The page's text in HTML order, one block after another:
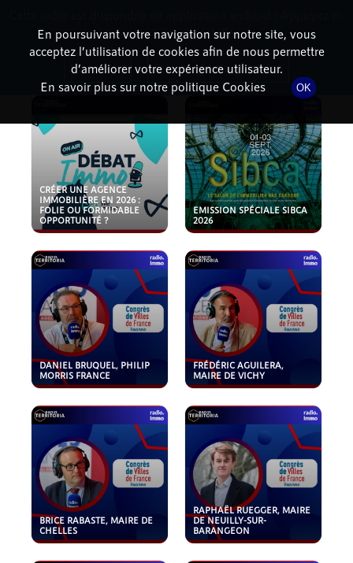
PODCASTS
CRÉER UNE AGENCE
IMMOBILIÈRE EN 2026 :
FOLIE OU FORMIDABLE
OPPORTUNITÉ ?
EMISSION SPÉCIALE SIBCA
2026
DANIEL BRUQUEL, PHILIP
MORRIS FRANCE
FRÉDÉRIC AGUILERA,
MAIRE DE VICHY
BRICE RABASTE, MAIRE DE
CHELLES
RAPHAËL RUEGGER, MAIRE
DE NEUILLY-SUR-
BARANGEON
En poursuivant votre navigation sur notre site, vous
acceptez l’utilisation de cookies afin de nous permettre
d’améliorer votre expérience utilisateur.
En savoir plus sur notre politique Cookies
OK
dessous pour l'installer.
Non merci Télécharger l'application